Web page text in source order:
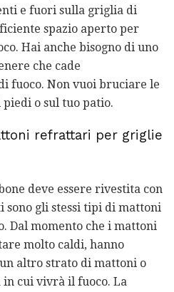
e fuori sulla griglia di
spazio aperto per
Hai anche bisogno di uno
che cade
fuoco. Non vuoi bruciare le
o sul tuo patio.
refrattari per griglie
deve essere rivestita con
gli stessi tipi di mattoni
Dal momento che i mattoni
molto caldi, hanno
altro strato di mattoni o
cui vivrà il fuoco. La